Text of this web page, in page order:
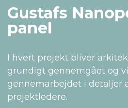
Gustafs
panel
I hvert projekt bliver
grundigt gennemgået og
gennemarbejdet i detaljer
projektledere.